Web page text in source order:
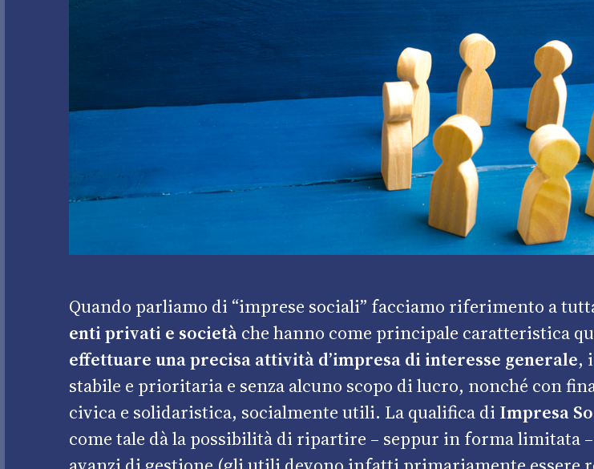
Quando parliamo di “imprese sociali” facciamo riferimento a
enti privati e società che hanno come principale caratteristica
effettuare una precisa attività d’impresa di interesse generale,
stabile e prioritaria e senza alcuno scopo di lucro, nonché con
civica e solidaristica, socialmente utili. La qualifica di Impresa
come tale dà la possibilità di ripartire – seppur in forma limitata